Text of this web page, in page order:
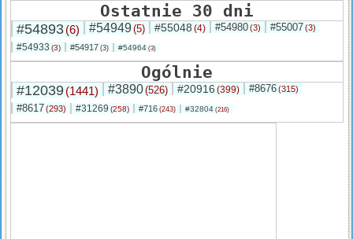
Ostatnie 30 dni
#54893(6) #54949(5) #55048 (4) #54980(3) #55007(3)
#54933 (3) #54917 (3) #54964 (3)
Ogólnie
#12039(1441) #3890(526) #20916 (399) #8676(315)
#8617(293) #31269 (258) #716 (243) #32804 (216)